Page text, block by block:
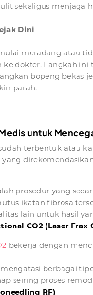
sekaligus menjaga
Dini
meradang atau
ke dokter. Langkah
bopeng bekas
parah.
untuk
terbentuk atau
prosedur yang
ikatan fibrosa
lain untuk hasil
CO2 (Laser Frax
bekerja dengan
berbagai
seiring proses
RF)